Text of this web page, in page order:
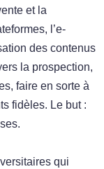
et la
l’e-
des contenus
la prospection,
faire en sorte à
fidèles. Le but :
qui